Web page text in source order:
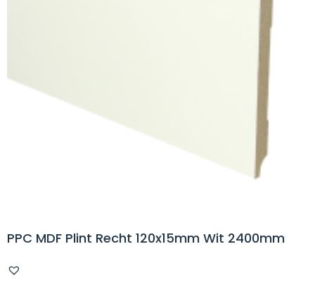
PPC MDF Plint Recht 120x15mm Wit 2400mm